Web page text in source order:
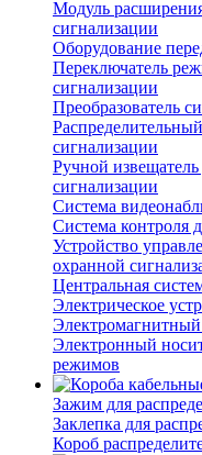
Модуль
сигнализации
Оборудование
Переключатель
сигнализации
Преобразователь
сигнализации
Ручной
сигнализации
Система
Система контроля
Устройство
охранной
Центральная
Электрическое
Электромагнитный
Электронный
режимов
Зажим для
Заклепка для
Короб